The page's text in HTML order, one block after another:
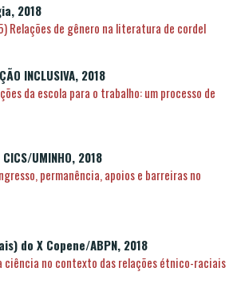
2018
Relações de gênero na literatura de cordel
INCLUSIVA, 2018
da escola para o trabalho: um processo de
UMINHO, 2018
permanência, apoios e barreiras no
do X Copene/ABPN, 2018
ciência no contexto das relações étnico-raciais